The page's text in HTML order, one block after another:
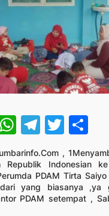
WhatsApp
,
Republik Indonesian
PDAM Tirta
yang biasanya ,ya
PDAM setempat ,